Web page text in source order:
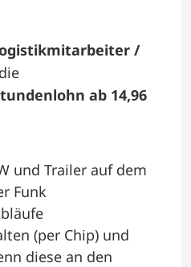
/
ab 14,96
und Trailer auf dem
Funk
(per Chip) und
diese an den